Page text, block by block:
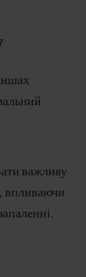
важливу
впливаючи